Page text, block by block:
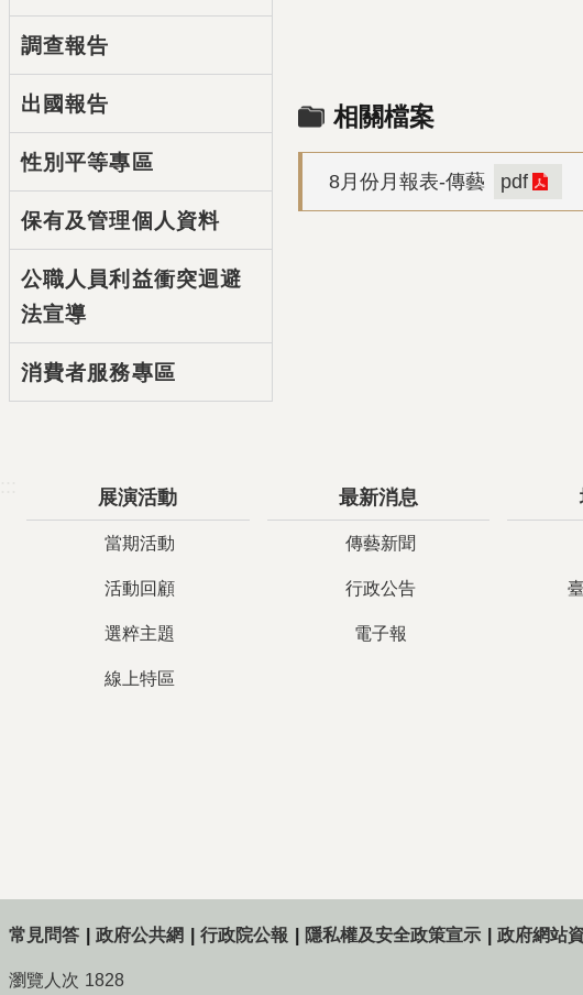
調查報告
出國報告
性別平等專區
保有及管理個人資料
公職人員利益衝突迴避
法宣導
消費者服務專區
相關檔案
8月份月報表-傳藝 pdf
展演活動
當期活動
活動回顧
選粹主題
線上特區
最新消息
傳藝新聞
行政公告
電子報
常見問答 政府公共網 行政院公報 隱私權及安全政策宣示 政府網站
瀏覽人次 1828